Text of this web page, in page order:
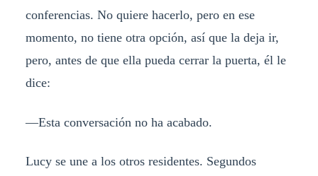
conferencias. No quiere hacerlo, pero en ese
momento, no tiene otra opción, así que la deja ir,
pero, antes de que ella pueda cerrar la puerta, él le
dice:
—Esta conversación no ha acabado.
Lucy se une a los otros residentes. Segundos